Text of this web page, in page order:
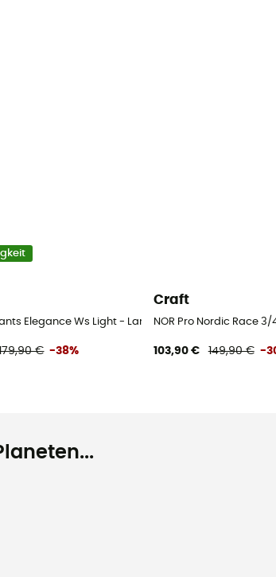
Elegance Ws Light - Langlaufhose - Damen
€ -38%
Craft
NOR Pro Nordic Race
103,90 € 149,90 € -